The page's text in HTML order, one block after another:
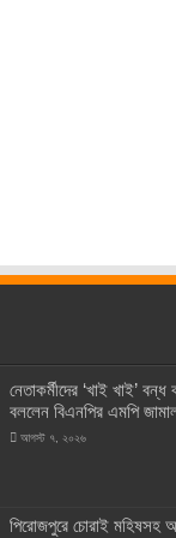
নেতাকর্মীদের ‘খাই খাই’ বন্ধ
বললেন বিএনপির এমপি
আগস্ট ৭, ২০২৬
পিরোজপুরে চোরাই মহিষসহ